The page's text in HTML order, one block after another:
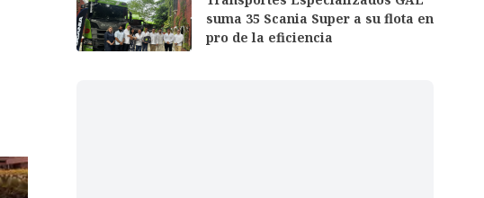
suma 35 Scania Super a su flota en
pro de la eficiencia